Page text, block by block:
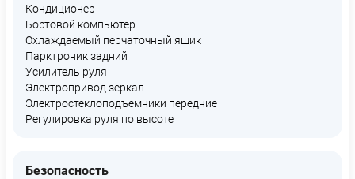
Кондиционер
Бортовой компьютер
Охлаждаемый перчаточный ящик
Парктроник задний
Усилитель руля
Электропривод зеркал
Электростеклоподъемники передние
Регулировка руля по высоте
Безопасность